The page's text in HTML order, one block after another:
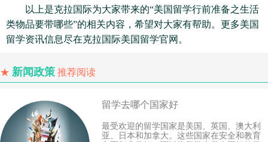
以上是克拉国际为大家带来的“美国留学行前准备之生活
类物品要带哪些”的相关内容，希望对大家有帮助。更多美国
留学资讯信息尽在克拉国际美国留学官网。
★ 新闻政策 推荐阅读
留学去哪个国家好
最受欢迎的留学国家是美国、英国、澳大利
亚、日本和加拿大。这些国家在安全和教育